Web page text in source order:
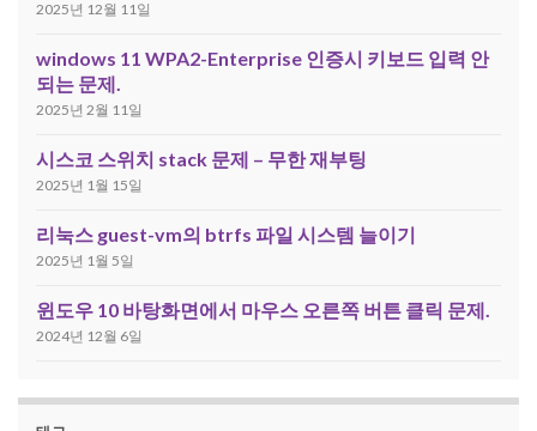
2025년 12월 11일
windows 11 WPA2-Enterprise 인증시 키보드 입력 안
되는 문제.
2025년 2월 11일
시스코 스위치 stack 문제 – 무한 재부팅
2025년 1월 15일
리눅스 guest-vm의 btrfs 파일 시스템 늘이기
2025년 1월 5일
윈도우 10 바탕화면에서 마우스 오른쪽 버튼 클릭 문제.
2024년 12월 6일